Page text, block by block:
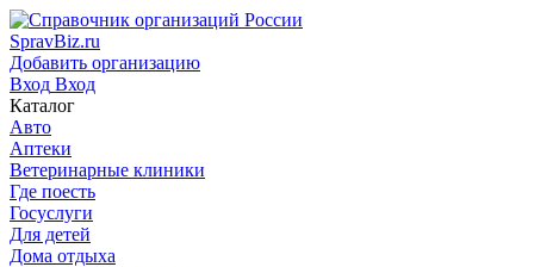
SpravBiz.ru
Добавить организацию
Вход Вход
Каталог
Авто
Аптеки
Ветеринарные клиники
Где поесть
Госуслуги
Для детей
Дома отдыха